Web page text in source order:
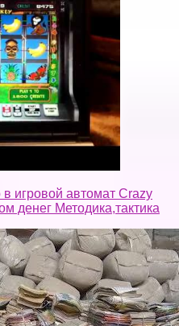
в игровой автомат Crazy
денег Методика,тактика